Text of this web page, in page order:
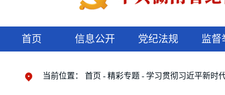
首页 信息公开 党纪法规 监督
当前位置： 首页 精彩专题 学习贯彻习近平新时